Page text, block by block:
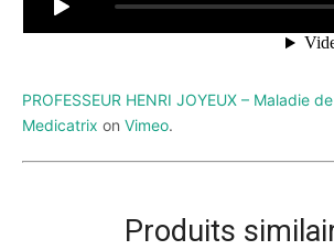
PROFESSEUR HENRI JOYEUX – Maladie
Medicatrix on Vimeo.
Produits